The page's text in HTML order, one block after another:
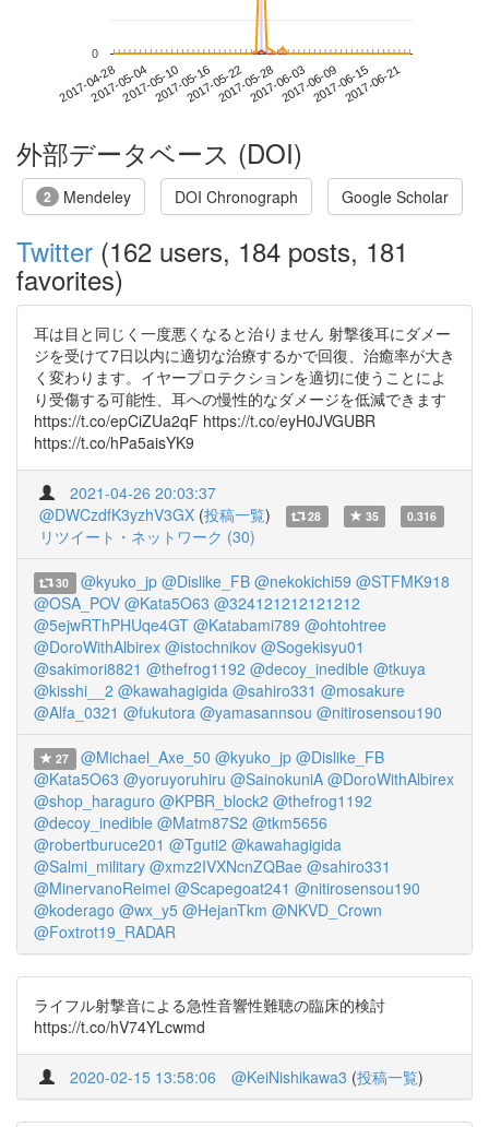
2017-04-282017-05-042017-05-102017-05-162017-05-222017-05-282017-06-032017-06-092017-06-152017-06-21
0
外部データベース (DOI)
2 Mendeley DOI Chronograph Google Scholar
Twitter (162 users, 184 posts, 181
favorites)
耳は目と同じく一度悪くなると治りません 射撃後耳にダメー
ジを受けて7日以内に適切な治療するかで回復、治癒率が大き
く変わります。イヤープロテクションを適切に使うことによ
り受傷する可能性、耳への慢性的なダメージを低減できます
https://t.co/epCiZUa2qF https://t.co/eyH0JVGUBR
https://t.co/hPa5aisYK9
2021-04-26 20:03:37
@DWCzdfK3yzhV3GX (投稿一覧) 28 35 0.316
リツイート・ネットワーク (30)
30 @kyuko_jp @Dislike_FB @nekokichi59 @STFMK918
@OSA_POV @Kata5O63 @324121212121212
@5ejwRThPHUqe4GT @Katabami789 @ohtohtree
@DoroWithAlbirex @istochnikov @Sogekisyu01
@sakimori8821 @thefrog1192 @decoy_inedible @tkuya
@kisshi__2 @kawahagigida @sahiro331 @mosakure
@Alfa_0321 @fukutora @yamasannsou @nitirosensou190
27 @Michael_Axe_50 @kyuko_jp @Dislike_FB
@Kata5O63 @yoruyoruhiru @SainokuniA @DoroWithAlbirex
@shop_haraguro @KPBR_block2 @thefrog1192
@decoy_inedible @Matm87S2 @tkm5656
@robertburuce201 @Tguti2 @kawahagigida
@Salmi_military @xmz2IVXNcnZQBae @sahiro331
@MinervanoReimei @Scapegoat241 @nitirosensou190
@koderago @wx_y5 @HejanTkm @NKVD_Crown
@Foxtrot19_RADAR
ライフル射撃音による急性音響性難聴の臨床的検討
https://t.co/hV74YLcwmd
2020-02-15 13:58:06 @KeiNishikawa3 (投稿一覧)